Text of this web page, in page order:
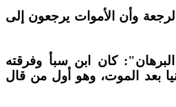
وأن الأموات يرجعون إلى
كان ابن سبأ وفرقته
بعد الموت، وهو أول من قال